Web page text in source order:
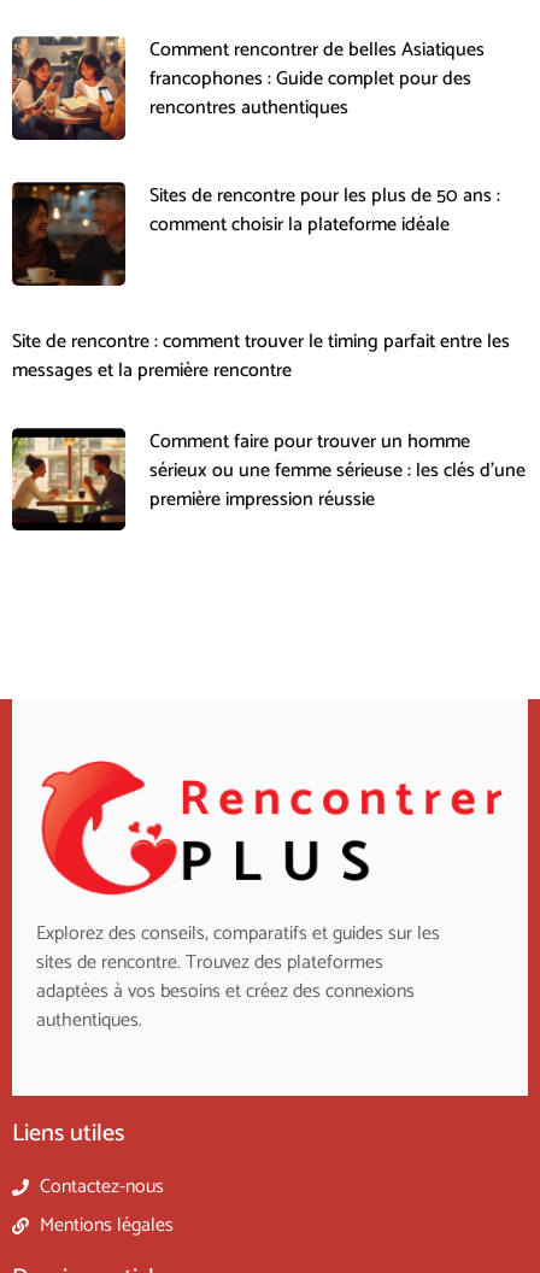
Comment rencontrer de belles Asiatiques
francophones : Guide complet pour des
rencontres authentiques
Sites de rencontre pour les plus de 50 ans :
comment choisir la plateforme idéale
Site de rencontre : comment trouver le timing parfait entre les
messages et la première rencontre
Comment faire pour trouver un homme
sérieux ou une femme sérieuse : les clés d’une
première impression réussie
Explorez des conseils, comparatifs et guides sur les
sites de rencontre. Trouvez des plateformes
adaptées à vos besoins et créez des connexions
authentiques.
Liens utiles
Contactez-nous
Mentions légales